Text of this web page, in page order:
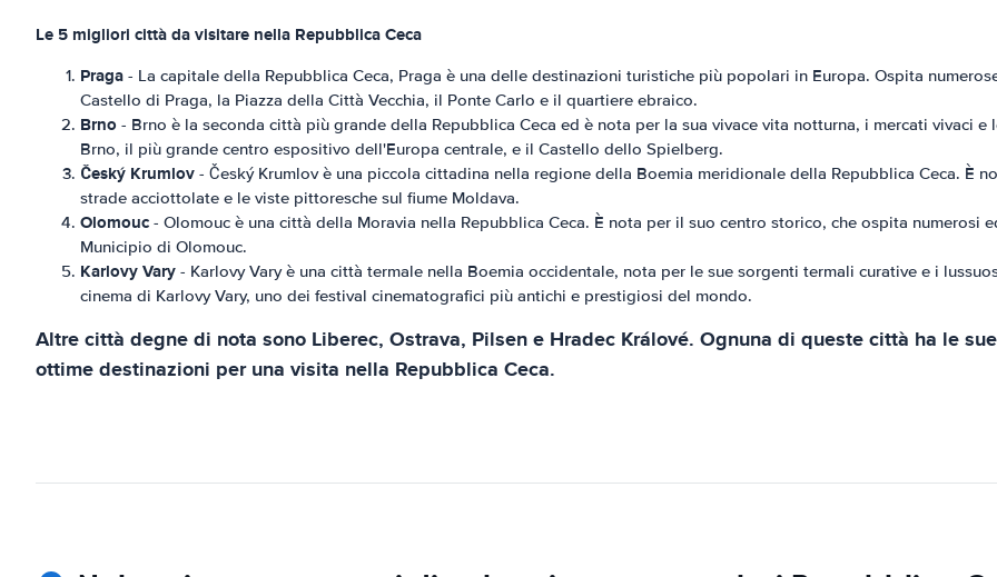
Le 5 migliori città da visitare nella Repubblica Ceca
Praga - La capitale della Repubblica Ceca, Praga è una delle destinazioni turistiche più popolari in Europa. Ospita
Castello di Praga, la Piazza della Città Vecchia, il Ponte Carlo e il quartiere ebraico.
Brno - Brno è la seconda città più grande della Repubblica Ceca ed è nota per la sua vivace vita notturna, i mercati vivaci
Brno, il più grande centro espositivo dell'Europa centrale, e il Castello dello Spielberg.
Český Krumlov - Český Krumlov è una piccola cittadina nella regione della Boemia meridionale della Repubblica Ceca. È
strade acciottolate e le viste pittoresche sul fiume Moldava.
Olomouc - Olomouc è una città della Moravia nella Repubblica Ceca. È nota per il suo centro storico, che ospita numerosi
Municipio di Olomouc.
Karlovy Vary - Karlovy Vary è una città termale nella Boemia occidentale, nota per le sue sorgenti termali curative e i
cinema di Karlovy Vary, uno dei festival cinematografici più antichi e prestigiosi del mondo.
Altre città degne di nota sono Liberec, Ostrava, Pilsen e Hradec Králové. Ognuna di queste città ha le
ottime destinazioni per una visita nella Repubblica Ceca.